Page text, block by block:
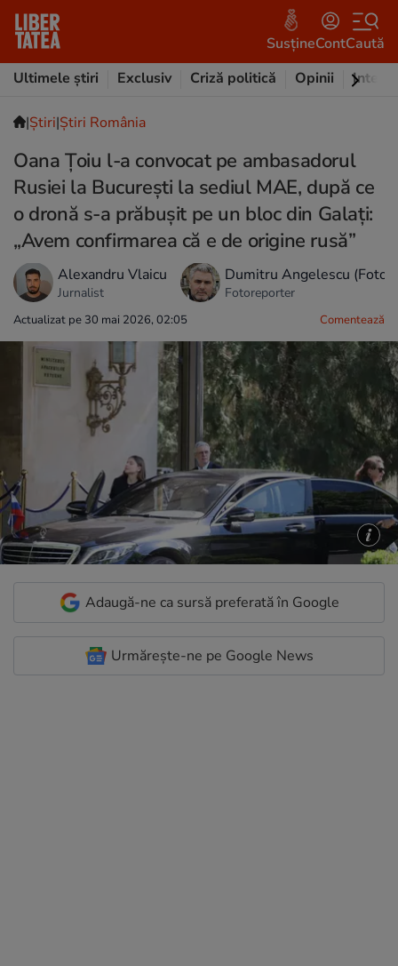
SusțineContCaută
Ultimele știri
Exclusiv Criză politică Opinii
|Ştiri|Știri România
Oana Țoiu l-a convocat pe ambasadorul
Rusiei la București la sediul MAE, după ce
o dronă s-a prăbușit pe un bloc din Galați:
„Avem confirmarea că e de origine rusă”
Alexandru Vlaicu
Jurnalist
Dumitru Angelescu (Foto/
Fotoreporter
Actualizat pe 30 mai 2026, 02:05 Comentează
Adaugă-ne ca sursă preferată în Google
Urmărește-ne pe Google News